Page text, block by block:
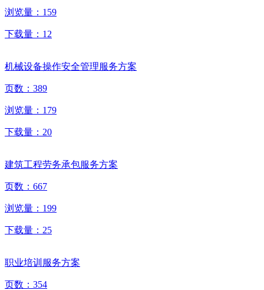
浏览量： 159
下载量： 12
机械设备操作安全管理服务方案
页数： 389
浏览量： 179
下载量： 20
建筑工程劳务承包服务方案
页数： 667
浏览量： 199
下载量： 25
职业培训服务方案
页数： 354